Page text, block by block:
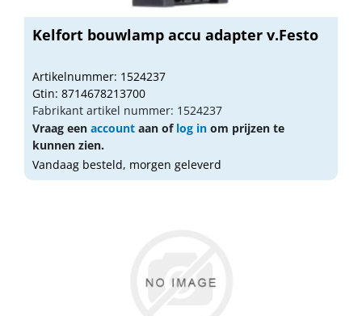
Kelfort bouwlamp accu adapter v.Festo
Artikelnummer: 1524237
Gtin: 8714678213700
Fabrikant artikel nummer: 1524237
Vraag een account aan of log in om prijzen te
kunnen zien.
Vandaag besteld, morgen geleverd